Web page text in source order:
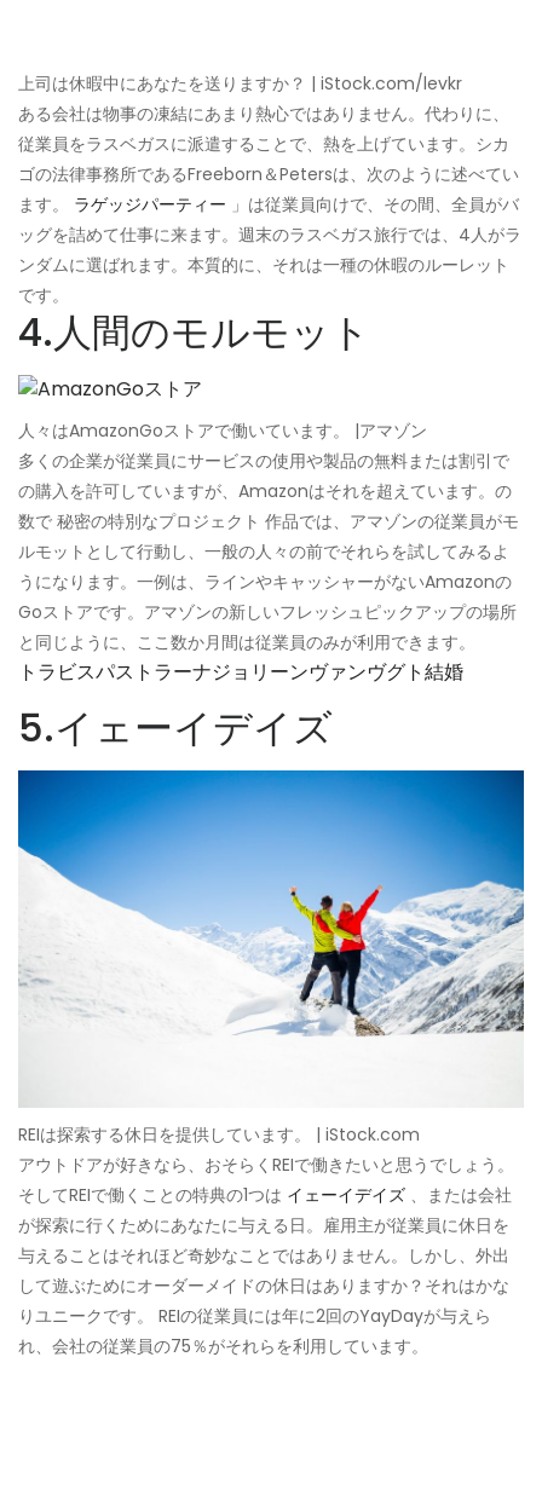
上司は休暇中にあなたを送りますか？ | iStock.com/levkr
ある会社は物事の凍結にあまり熱心ではありません。代わりに、
従業員をラスベガスに派遣することで、熱を上げています。シカ
ゴの法律事務所であるFreeborn＆Petersは、次のように述べてい
ます。 ラゲッジパーティー 」は従業員向けで、その間、全員がバ
ッグを詰めて仕事に来ます。週末のラスベガス旅行では、4人がラ
ンダムに選ばれます。本質的に、それは一種の休暇のルーレット
です。
4.人間のモルモット
人々はAmazonGoストアで働いています。 |アマゾン
多くの企業が従業員にサービスの使用や製品の無料または割引で
の購入を許可していますが、Amazonはそれを超えています。の
数で 秘密の特別なプロジェクト 作品では、アマゾンの従業員がモ
ルモットとして行動し、一般の人々の前でそれらを試してみるよ
うになります。一例は、ラインやキャッシャーがないAmazonの
Goストアです。アマゾンの新しいフレッシュピックアップの場所
と同じように、ここ数か月間は従業員のみが利用できます。
トラビスパストラーナジョリーンヴァンヴグト結婚
5.イェーイデイズ
REIは探索する休日を提供しています。 | iStock.com
アウトドアが好きなら、おそらくREIで働きたいと思うでしょう。
そしてREIで働くことの特典の1つは イェーイデイズ 、または会社
が探索に行くためにあなたに与える日。雇用主が従業員に休日を
与えることはそれほど奇妙なことではありません。しかし、外出
して遊ぶためにオーダーメイドの休日はありますか？それはかな
りユニークです。 REIの従業員には年に2回のYayDayが与えら
れ、会社の従業員の75％がそれらを利用しています。